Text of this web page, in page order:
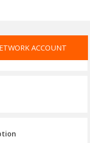
ACCOUNT